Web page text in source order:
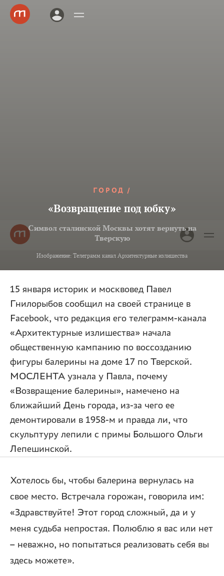
ГОРОД
«Возвращение под юбку»
Символ сталинской Москвы хотят вернуть на
Тверскую
Изображение: Телеграмм канал Архитектурные излишества
15 января историк и москвовед Павел
Гнилорыбов сообщил на своей странице в
Facebook, что редакция его телеграмм-канала
«Архитектурные излишества» начала
общественную кампанию по воссозданию
фигуры балерины на доме 17 по Тверской.
МОСЛЕНТА узнала у Павла, почему
«Возвращение балерины», намечено на
ближайший День города, из-за чего ее
демонтировали в 1958-м и правда ли, что
скульптуру лепили с примы Большого Ольги
Лепешинской.
Хотелось бы, чтобы балерина вернулась на
свое место. Встречала горожан, говорила им:
«Здравствуйте! Этот город сложный, да и у
меня судьба непростая. Полюблю я вас или нет
– неважно, но попытаться реализовать себя вы
здесь можете».